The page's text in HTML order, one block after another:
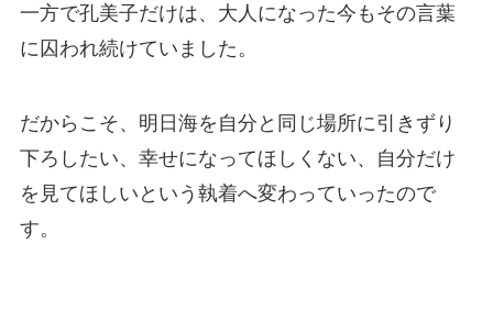
一方で孔美子だけは、大人になった今もその言葉
に囚われ続けていました。
だからこそ、明日海を自分と同じ場所に引きずり
下ろしたい、幸せになってほしくない、自分だけ
を見てほしいという執着へ変わっていったので
す。